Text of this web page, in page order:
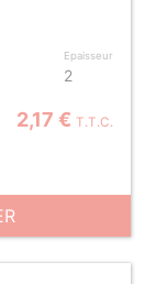
Epaisseur
2
2,17 € T.T.C.